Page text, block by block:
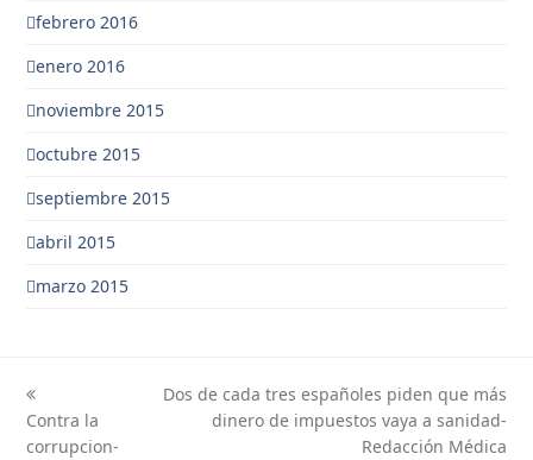
febrero 2016
enero 2016
noviembre 2015
octubre 2015
septiembre 2015
abril 2015
marzo 2015
previous
post:
Contra la
corrupcion-
Dos de cada tres españoles piden que más
dinero de impuestos vaya a sanidad-
Redacción Médica